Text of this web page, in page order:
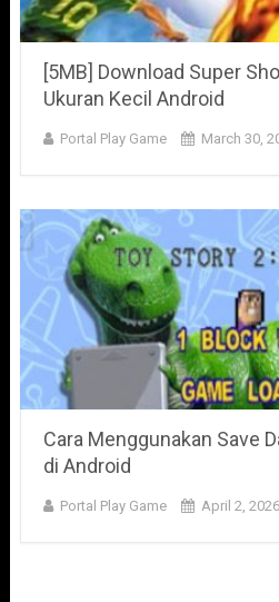
[5MB] Download Super
Ukuran Kecil Android
Portal Play Game March 30,
Cara Menggunakan Save
di Android
Portal Play Game April 2, 2026